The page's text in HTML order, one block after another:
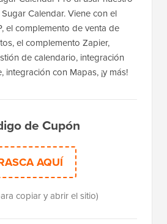
Calendar. Viene con el
el complemento de venta de
el complemento Zapier,
de calendario, integración
integración con Mapas, ¡y más!
de Cupón
AQUÍ
copiar y abrir el sitio)